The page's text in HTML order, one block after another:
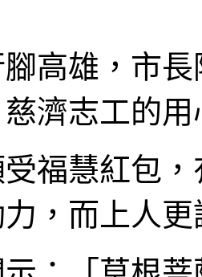
高雄，市
濟志工的
福慧紅包
，而上人